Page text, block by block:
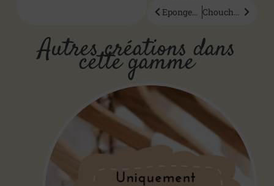
Autres créations dans
cette gamme